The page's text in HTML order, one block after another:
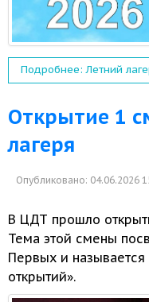
Подробнее: Летний
Открытие 1
лагеря
Опубликовано: 04.06.2026
В ЦДТ прошло
Тема этой смены
Первых и называется
открытий».